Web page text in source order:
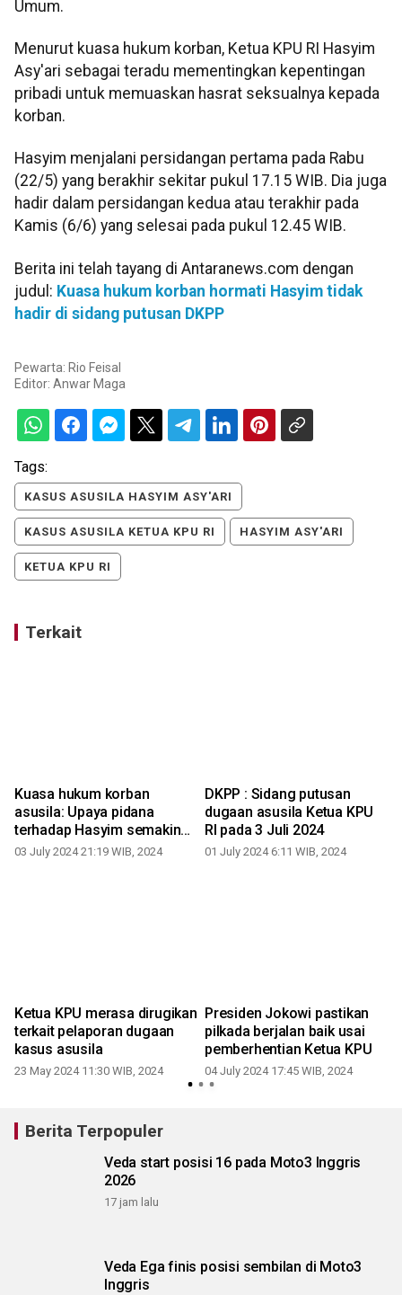
Umum.
Menurut kuasa hukum korban, Ketua KPU RI Hasyim
Asy'ari sebagai teradu mementingkan kepentingan
pribadi untuk memuaskan hasrat seksualnya kepada
korban.
Hasyim menjalani persidangan pertama pada Rabu
(22/5) yang berakhir sekitar pukul 17.15 WIB. Dia juga
hadir dalam persidangan kedua atau terakhir pada
Kamis (6/6) yang selesai pada pukul 12.45 WIB.
Berita ini telah tayang di Antaranews.com dengan
judul: Kuasa hukum korban hormati Hasyim tidak
hadir di sidang putusan DKPP
Pewarta: Rio Feisal
Editor: Anwar Maga
Tags:
KASUS ASUSILA HASYIM ASY'ARI
KASUS ASUSILA KETUA KPU RI HASYIM ASY'ARI
KETUA KPU RI
Terkait
Kuasa hukum korban
asusila: Upaya pidana
terhadap Hasyim semakin
dekat
03 July 2024 21:19 WIB, 2024
DKPP : Sidang putusan
dugaan asusila Ketua KPU
RI pada 3 Juli 2024
01 July 2024 6:11 WIB, 2024
Ketua KPU merasa dirugikan
terkait pelaporan dugaan
kasus asusila
23 May 2024 11:30 WIB, 2024
Presiden Jokowi pastikan
pilkada berjalan baik usai
pemberhentian Ketua KPU
04 July 2024 17:45 WIB, 2024
Berita Terpopuler
Veda start posisi 16 pada Moto3 Inggris
2026
17 jam lalu
Veda Ega finis posisi sembilan di Moto3
Inggris